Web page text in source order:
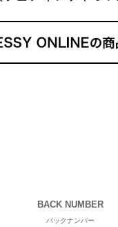
BACK NUMBER
バックナンバー